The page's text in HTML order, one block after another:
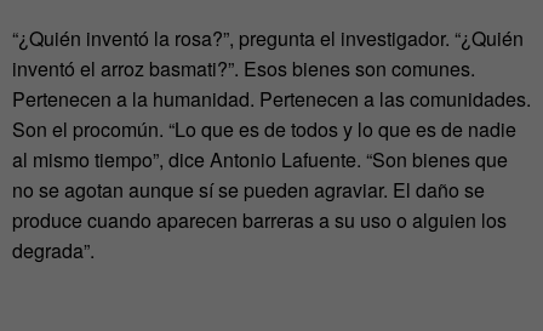
“¿Quién inventó la rosa?”, pregunta el investigador. “¿Quién
inventó el arroz basmati?”. Esos bienes son comunes.
Pertenecen a la humanidad. Pertenecen a las comunidades.
Son el procomún. “Lo que es de todos y lo que es de nadie
al mismo tiempo”, dice Antonio Lafuente. “Son bienes que
no se agotan aunque sí se pueden agraviar. El daño se
produce cuando aparecen barreras a su uso o alguien los
degrada”.